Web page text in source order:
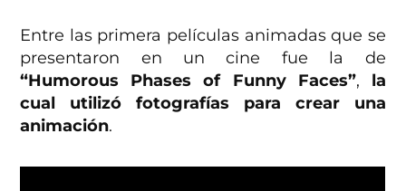
Entre las primera películas animadas que se
presentaron en un cine fue la de
“Humorous Phases of Funny Faces”, la
cual utilizó fotografías para crear una
animación.